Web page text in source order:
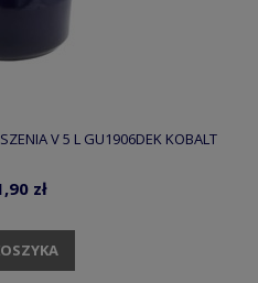
V 5 L GU1906DEK KOBALT
zł